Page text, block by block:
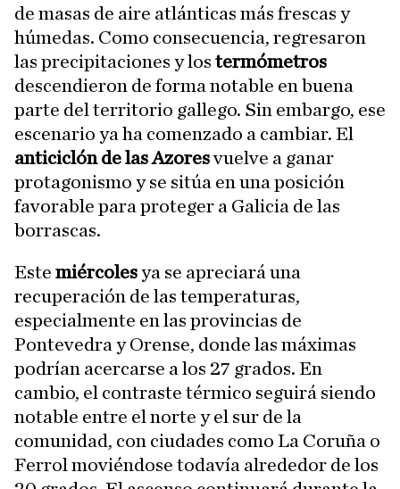
de masas de aire atlánticas más frescas y
húmedas. Como consecuencia, regresaron
las precipitaciones y los termómetros
descendieron de forma notable en buena
parte del territorio gallego. Sin embargo, ese
escenario ya ha comenzado a cambiar. El
anticiclón de las Azoresvuelve a ganar
protagonismo y se sitúa en una posición
favorable para proteger a Galicia de las
borrascas.
Este miércolesya se apreciará una
recuperación de las temperaturas,
especialmente en las provincias de
Pontevedra y Orense, donde las máximas
podrían acercarse a los 27 grados. En
cambio, el contraste térmico seguirá siendo
notable entre el norte y el sur de la
comunidad, con ciudades como La Coruña o
Ferrol moviéndose todavía alrededor de los